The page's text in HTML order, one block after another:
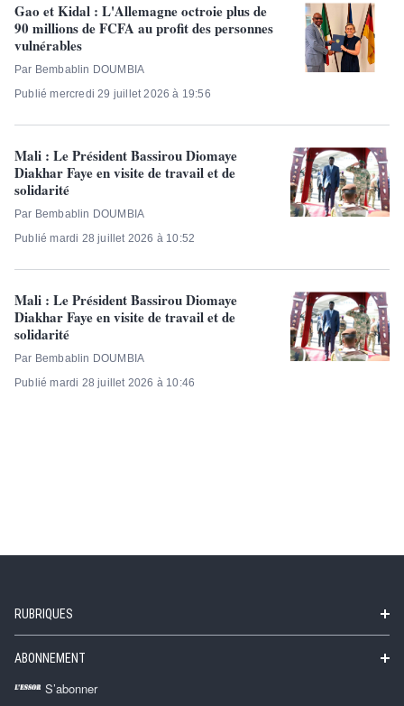
Gao et Kidal : L'Allemagne octroie plus de
90 millions de FCFA au profit des personnes
vulnérables
Par Bembablin DOUMBIA
Publié mercredi 29 juillet 2026 à 19:56
Mali : Le Président Bassirou Diomaye
Diakhar Faye en visite de travail et de
solidarité
Par Bembablin DOUMBIA
Publié mardi 28 juillet 2026 à 10:52
Mali : Le Président Bassirou Diomaye
Diakhar Faye en visite de travail et de
solidarité
Par Bembablin DOUMBIA
Publié mardi 28 juillet 2026 à 10:46
RUBRIQUES
ABONNEMENT
S’abonner